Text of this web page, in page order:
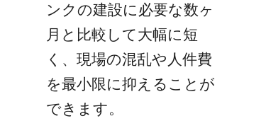
ンクの建設に必要な数ヶ
月と比較して大幅に短
く、現場の混乱や人件費
を最小限に抑えることが
できます。